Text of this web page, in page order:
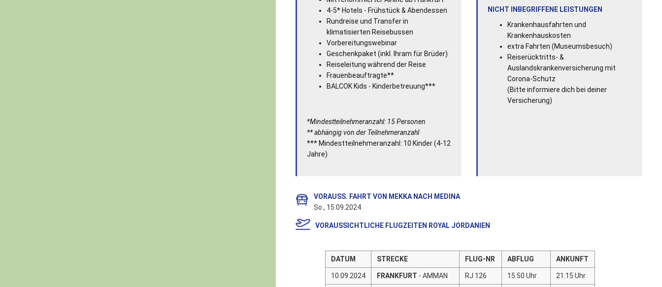
4-5* Hotels - Frühstück & Abendessen
Rundreise und Transfer in
klimatisierten Reisebussen
Vorbereitungswebinar
Geschenkpaket (inkl. Ihram für Brüder)
Reiseleitung während der Reise
Frauenbeauftragte**
BALCOK Kids - Kinderbetreuung***
*Mindestteilnehmeranzahl: 15 Personen
** abhängig von der Teilnehmeranzahl
*** Mindestteilnehmeranzahl: 10 Kinder (4-12
Jahre)
NICHT INBEGRIFFENE LEISTUNGEN
Krankenhausfahrten und
Krankenhauskosten
extra Fahrten (Museumsbesuch)
Reiserücktritts- &
Auslandskrankenversicherung mit
Corona-Schutz
(Bitte informiere dich bei deiner
Versicherung)
VORAUSS. FAHRT VON MEKKA NACH MEDINA
So., 15.09.2024
VORAUSSICHTLICHE FLUGZEITEN ROYAL JORDANIEN
DATUM STRECKE FLUG-NR ABFLUG ANKUNFT
10.09.2024 FRANKFURT - AMMAN RJ 126 15:50 Uhr 21:15 Uhr